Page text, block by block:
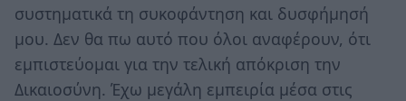
συστηματικά τη συκοφάντηση και δυσφήμησή
μου. Δεν θα πω αυτό που όλοι αναφέρουν, ότι
εμπιστεύομαι για την τελική απόκριση την
Δικαιοσύνη. Έχω μεγάλη εμπειρία μέσα στις